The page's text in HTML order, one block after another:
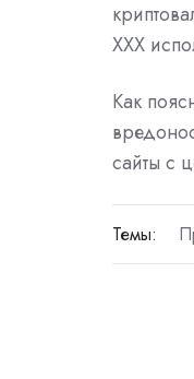
XXX
Как
сайты с
Темы: